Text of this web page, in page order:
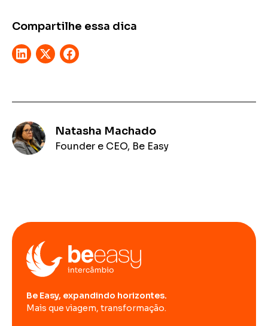
Compartilhe essa dica
Natasha Machado
Founder e CEO, Be Easy
Be Easy, expandindo horizontes.
Mais que viagem, transformação.